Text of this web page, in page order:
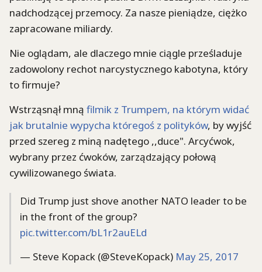
nadchodzącej przemocy. Za nasze pieniądze, ciężko
zapracowane miliardy.
Nie oglądam, ale dlaczego mnie ciągle prześladuje
zadowolony rechot narcystycznego kabotyna, który
to firmuje?
Wstrząsnął mną filmik z Trumpem, na którym widać
jak brutalnie wypycha któregoś z polityków, by wyjść
przed szereg z miną nadętego ,,duce". Arcyćwok,
wybrany przez ćwoków, zarządzający połową
cywilizowanego świata.
Did Trump just shove another NATO leader to be
in the front of the group?
pic.twitter.com/bL1r2auELd
— Steve Kopack (@SteveKopack) May 25, 2017